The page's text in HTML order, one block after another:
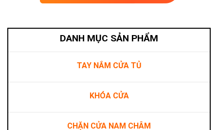
DANH MỤC SẢN PHẨM
TAY NẮM CỬA TỦ
KHÓA CỬA
CHẶN CỬA NAM CHÂM